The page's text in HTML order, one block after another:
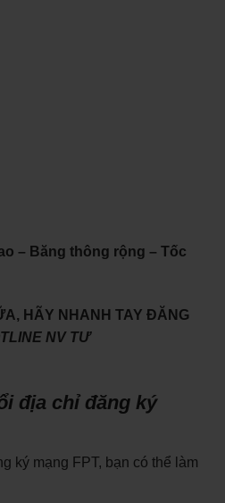
– Băng thông rộng – Tốc
HÃY NHANH TAY ĐĂNG
NV TƯ
địa chỉ đăng ký
ký mạng FPT, bạn có thể làm